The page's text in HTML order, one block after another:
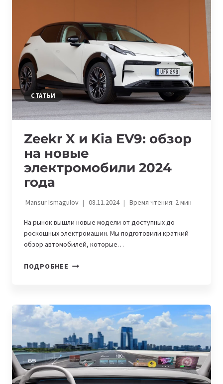
СТАТЬИ
Zeekr X и Kia EV9: обзор
на новые
электромобили 2024
года
Mansur Ismagulov 08.11.2024 Время чтения: 2мин
На рынок вышли новые модели от доступных до
роскошных электромашин. Мы подготовили краткий
обзор автомобилей, которые…
ПОДРОБНЕЕ ZEEKR
ОБЗОР
НА
НОВЫЕ
ЭЛЕКТРОМОБИЛИ
2024
ГОДА